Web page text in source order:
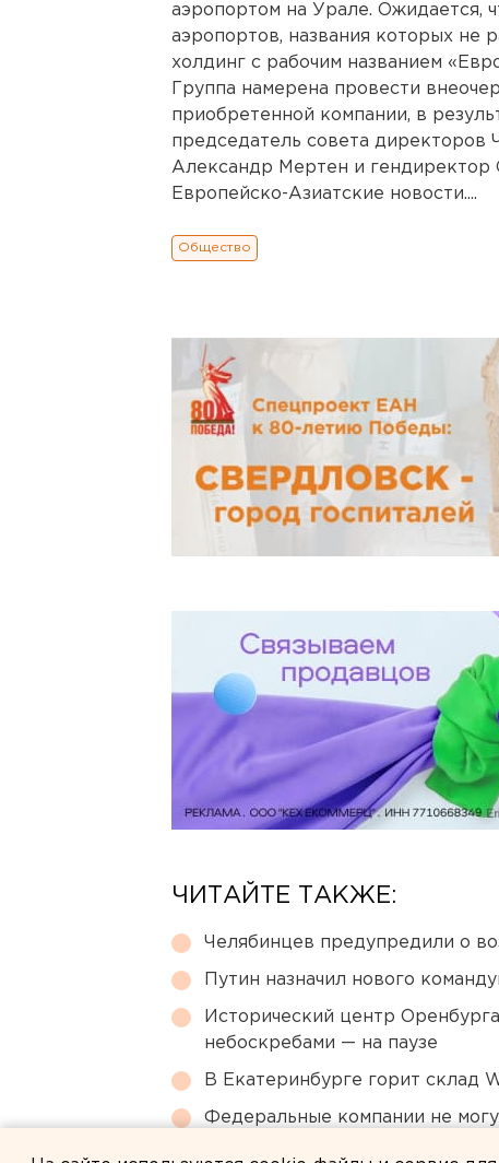
аэропортом на Урале. Ожидается,
аэропортов, названия которых не
холдинг с рабочим названием
Группа намерена провести
приобретенной компании, в
председатель совета директоров
Александр Мертен и гендиректор
Европейско-Азиатские новости....
Общество
ЧИТАЙТЕ ТАКЖЕ:
Челябинцев предупредили о
Путин назначил нового
Исторический центр
небоскребами — на паузе
В Екатеринбурге горит склад
Федеральные компании не